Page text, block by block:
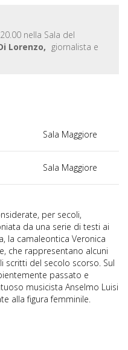
nella Sala del
Lorenzo, giornalista e
Sala Maggiore
Sala Maggiore
per secoli,
da una serie di testi ai
la camaleontica Veronica
che rappresentano alcuni
scritti del secolo scorso. Sul
passato e
musicista Anselmo Luisi
alla figura femminile.